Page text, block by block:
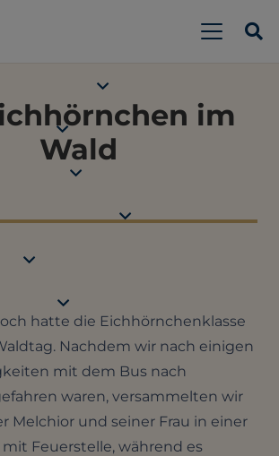
im
Wald
hatte die Eichhörnchenklasse
Nachdem wir nach einigen
mit dem Bus nach
waren, versammelten wir
Melchior und seiner Frau in einer
Feuerstelle, während es